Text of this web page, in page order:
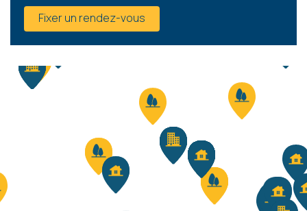
HOUYET ( CIERGNON ) 19
- 1
Clé sur porte
Fixer un rendez-vous